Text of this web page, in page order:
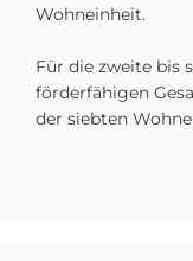
Wohneinheit.
Für die zweite bis
förderfähigen
der siebten